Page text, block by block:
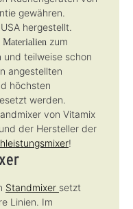
gewähren.
hergestellt.
Materialien zum
und teilweise schon
angestellten
höchsten
werden.
von Vitamix
der Hersteller der
!
Standmixer setzt
Linien. Im